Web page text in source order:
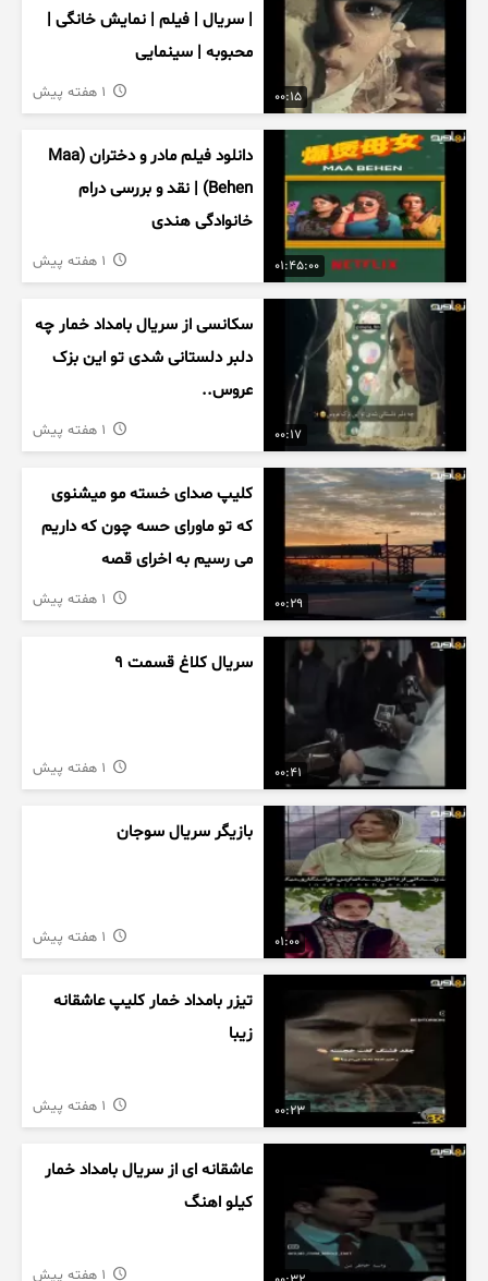
00:15
| سریال | فیلم | نمایش خانگی |
محبوبه | سینمایی
01:45:00
دانلود فیلم مادر و دختران (Maa
Behen) | نقد و بررسی درام
خانوادگی هندی
00:17
سکانسی از سریال بامداد خمار چه
دلبر دلستانی شدی تو این بزک
عروس..
00:29
کلیپ صدای خسته مو میشنوی
که تو ماورای حسه چون که داریم
می رسیم به اخرای قصه
00:41
سریال کلاغ قسمت 9
01:00
بازیگر سریال سوجان
00:23
تیزر بامداد خمار کلیپ عاشقانه
زیبا
عاشقانه ای از سریال بامداد خمار
کیلو اهنگ